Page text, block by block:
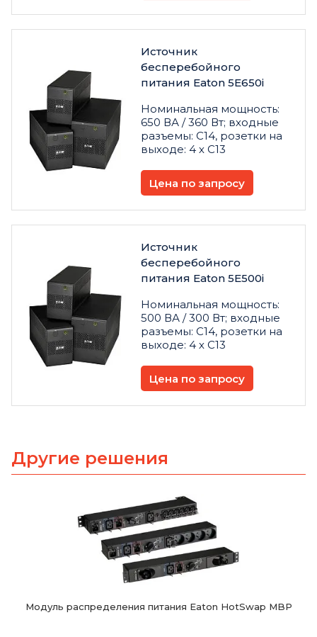
Источник
бесперебойного
питания Eaton 5E650i
Номинальная мощность:
650 ВА / 360 Вт; входные
разъемы: C14, розетки на
выходе: 4 х C13
Цена по запросу
Источник
бесперебойного
питания Eaton 5E500i
Номинальная мощность:
500 ВА / 300 Вт; входные
разъемы: C14, розетки на
выходе: 4 х C13
Цена по запросу
Другие решения
Модуль распределения питания Eaton HotSwap MBP